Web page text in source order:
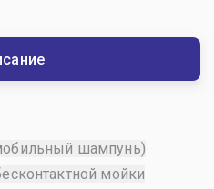
шампунь)
мойки